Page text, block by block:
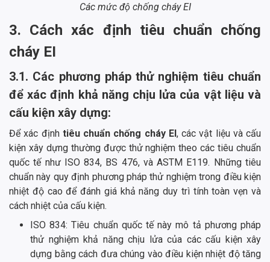
Các mức độ chống cháy EI
3. Cách xác định tiêu chuẩn chống
cháy EI
3.1. Các phương pháp thử nghiệm tiêu chuẩn
để xác định khả năng chịu lửa của vật liệu và
cấu kiện xây dựng:
Để xác địnhtiêu chuẩn chống cháy EI, các vật liệu và cấu
kiện xây dựng thường được thử nghiệm theo các tiêu chuẩn
quốc tế như ISO 834, BS 476, và ASTM E119. Những tiêu
chuẩn này quy định phương pháp thử nghiệm trong điều kiện
nhiệt độ cao để đánh giá khả năng duy trì tính toàn vẹn và
cách nhiệt của cấu kiện.
ISO 834: Tiêu chuẩn quốc tế này mô tả phương pháp
thử nghiệm khả năng chịu lửa của các cấu kiện xây
dựng bằng cách đưa chúng vào điều kiện nhiệt độ tăng